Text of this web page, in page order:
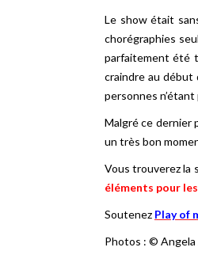
Le show était
chorégraphies
parfaitement été
craindre au début
personnes
Malgré ce dernier
un très bon
Vous trouverez la
éléments pour
Soutenez Play of
Photos : © Angela